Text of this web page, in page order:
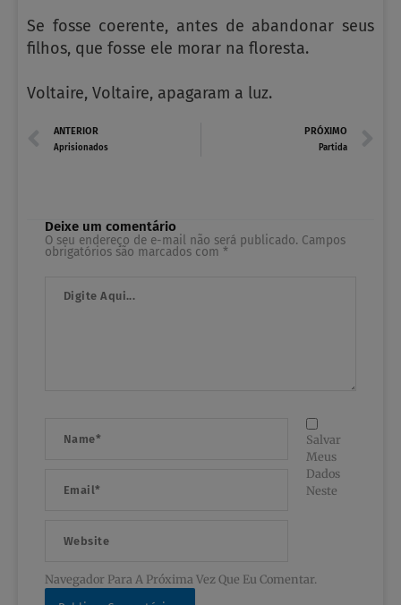
Se fosse coerente, antes de abandonar seus
filhos, que fosse ele morar na floresta.
Voltaire, Voltaire, apagaram a luz.
Prev
ANTERIOR
Aprisionados
PRÓXIMO
Partida
Deixe um comentário
O seu endereço de e-mail não será publicado. Campos
obrigatórios são marcados com *
Aqui...
Salvar
Meus
Dados
Neste
Navegador Para A Próxima Vez Que Eu Comentar.